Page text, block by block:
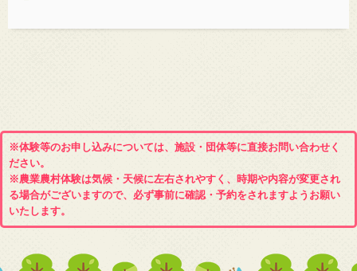
※体験等のお申し込みについては、施設・団体等に直接お問い合わせく
ださい。
※農業農村体験は気候・天候に左右されやすく、時期や内容が変更され
る場合がございますので、必ず事前に確認・予約をされますようお願い
いたします。